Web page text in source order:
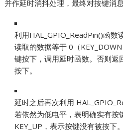
并作延时消抖处理，最终对按键消息
利用HAL_GPIO_ReadPin()函数
读取的数据等于 0（
键按下，调用延时函数。否则返
按下。
延时之后再次利用
若依然为低电平，表明确实有按
KEY_UP，表示按键没有被按下。